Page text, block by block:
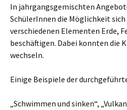
In jahrgangsgemischten
SchülerInnen die Möglichkeit
verschiedenen Elementen Erde,
beschäftigen. Dabei konnten die
wechseln.
Einige Beispiele der
„Schwimmen und sinken“,